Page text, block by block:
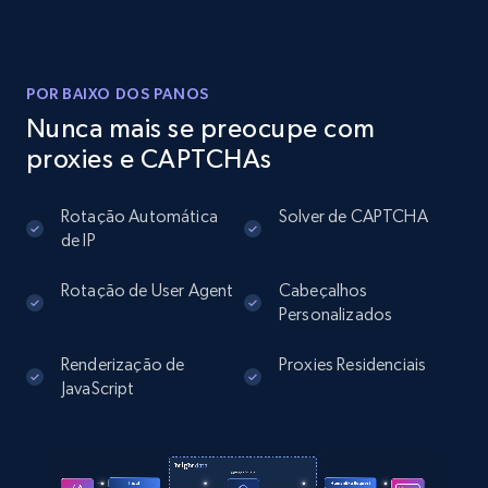
comments, Date posted, Likes, Photos, and
Instagram - Posts - Collects posts from a
specific URLs by using profile URL
comments, Date posted, Likes, Photos, and
more.
POR BAIXO DOS PANOS
Nunca mais se preocupe com
proxies e CAPTCHAs
Rotação Automática
de IP
Solver de CAPTCHA
Rotação de User Agent
Cabeçalhos
Personalizados
Renderização de
JavaScript
Proxies Residenciais